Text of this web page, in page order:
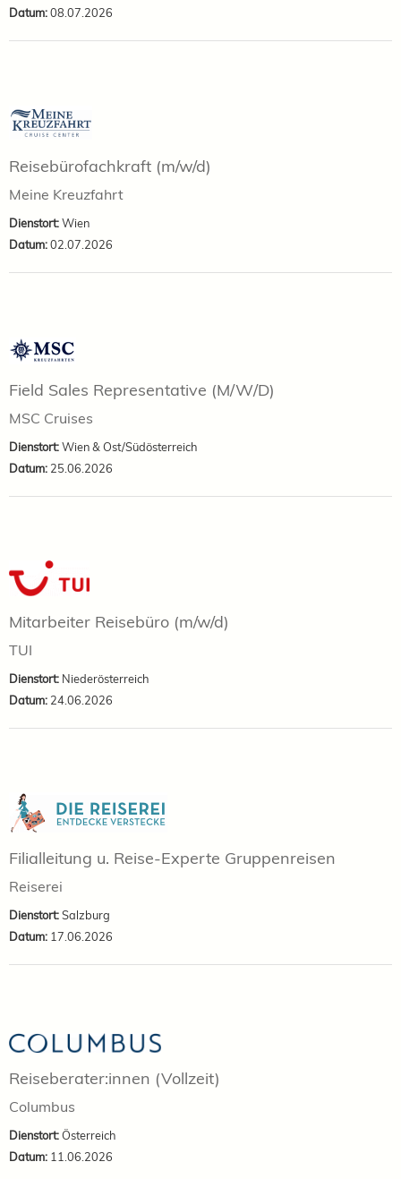
Datum:08.07.2026
Reisebürofachkraft (m/w/d)
Meine Kreuzfahrt
Dienstort:Wien
Datum:02.07.2026
Field Sales Representative (M/W/D)
MSC Cruises
Dienstort:Wien & Ost/Südösterreich
Datum: 25.06.2026
Mitarbeiter Reisebüro (m/w/d)
TUI
Dienstort: Niederösterreich
Datum: 24.06.2026
Filialleitung u. Reise-Experte Gruppenreisen
Reiserei
Dienstort:Salzburg
Datum: 17.06.2026
Reiseberater:innen (Vollzeit)
Columbus
Dienstort:Österreich
Datum: 11.06.2026